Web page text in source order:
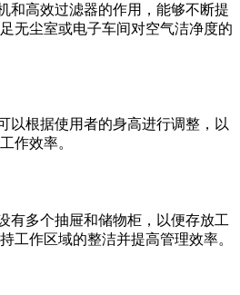
和高效过滤器的作用，能够不断提
无尘室或电子车间对空气洁净度的
以根据使用者的身高进行调整，以
作效率。
有多个抽屉和储物柜，以便存放工
工作区域的整洁并提高管理效率。